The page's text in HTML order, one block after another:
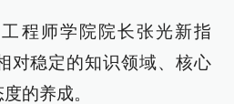
程师学院院长张光新指
对稳定的知识领域、核心
的养成。